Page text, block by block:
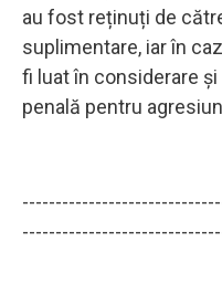
au fost reținuți de
suplimentare, iar în
fi luat în considerare
penală pentru